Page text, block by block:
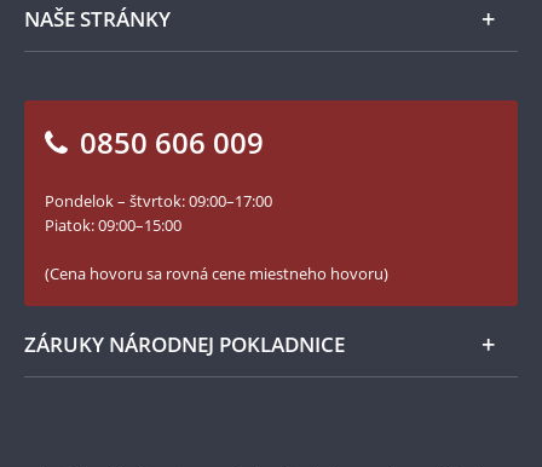
100. výročie vzniku Česko-Slovenska
Numizmatické novinky
NAŠE STRÁNKY
Blog Pokladnica mincí
Facebook Národnej Pokladnice
YouTube Národnej Pokladnice
0850 606 009
Pondelok – štvrtok: 09:00–17:00
Piatok: 09:00–15:00
(Cena hovoru sa rovná cene miestneho hovoru)
ZÁRUKY NÁRODNEJ POKLADNICE